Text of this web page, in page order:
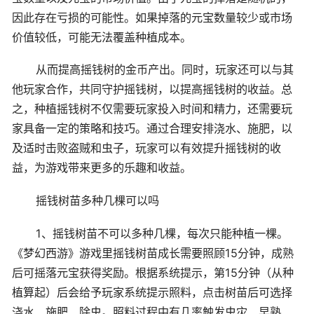
因此存在亏损的可能性。如果掉落的元宝数量较少或市场
价值较低，可能无法覆盖种植成本。
从而提高摇钱树的金币产出。同时，玩家还可以与其
他玩家合作，共同守护摇钱树，以提高摇钱树的收益。总
之，种植摇钱树不仅需要玩家投入时间和精力，还需要玩
家具备一定的策略和技巧。通过合理安排浇水、施肥，以
及适时击败盗贼和虫子，玩家可以有效提升摇钱树的收
益，为游戏带来更多的乐趣和收益。
摇钱树苗多种几棵可以吗
1、摇钱树苗不可以多种几棵，每次只能种植一棵。
《梦幻西游》游戏里摇钱树苗成长需要照顾15分钟，成熟
后可摇落元宝获得奖励。根据系统提示，第15分钟（从种
植算起）后会给予玩家系统提示照料，点击树苗后可选择